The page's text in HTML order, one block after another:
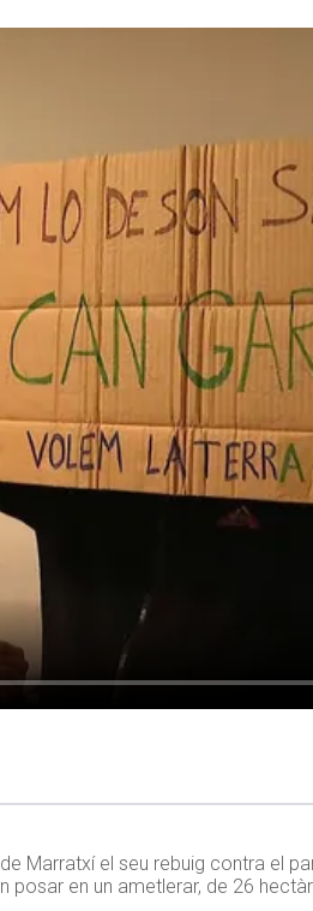
Marratxí el seu rebuig contra el
en un ametlerar, de 26